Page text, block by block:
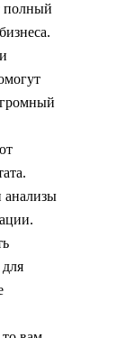
полный
анализы